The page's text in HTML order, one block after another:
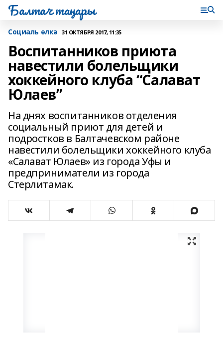
Балтач таңнары
Социаль өлкә 31 ОКТЯБРЯ 2017, 11:35
Воспитанников приюта
навестили болельщики
хоккейного клуба “Салават
Юлаев”
На днях воспитанников отделения
социальный приют для детей и
подростков в Балтачевском районе
навестили болельщики хоккейного клуба
«Салават Юлаев» из города Уфы и
предприниматели из города
Стерлитамак.